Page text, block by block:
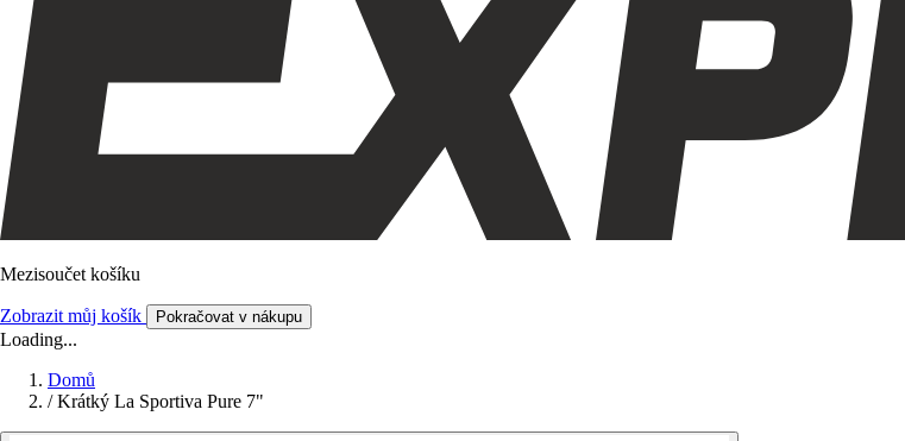
Mezisoučet košíku
Zobrazit můj košík Pokračovat v nákupu
Loading...
Domů
/ Krátký La Sportiva Pure 7"